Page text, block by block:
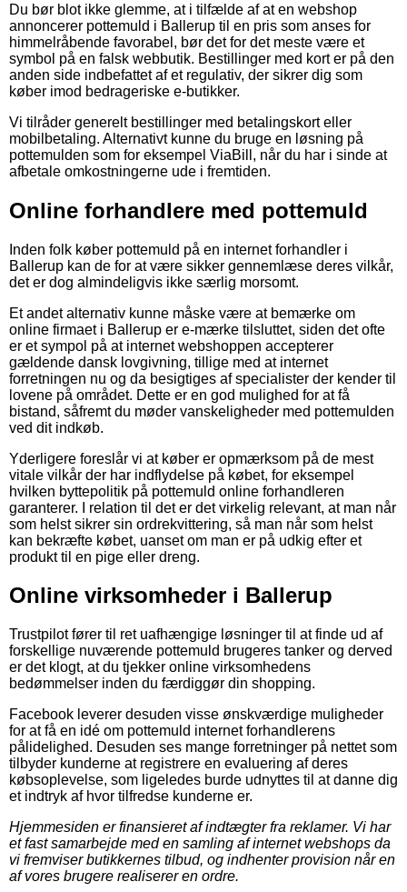
Du bør blot ikke glemme, at i tilfælde af at en webshop
annoncerer pottemuld i Ballerup til en pris som anses for
himmelråbende favorabel, bør det for det meste være et
symbol på en falsk webbutik. Bestillinger med kort er på den
anden side indbefattet af et regulativ, der sikrer dig som
køber imod bedrageriske e-butikker.
Vi tilråder generelt bestillinger med betalingskort eller
mobilbetaling. Alternativt kunne du bruge en løsning på
pottemulden som for eksempel ViaBill, når du har i sinde at
afbetale omkostningerne ude i fremtiden.
Online forhandlere med pottemuld
Inden folk køber pottemuld på en internet forhandler i
Ballerup kan de for at være sikker gennemlæse deres vilkår,
det er dog almindeligvis ikke særlig morsomt.
Et andet alternativ kunne måske være at bemærke om
online firmaet i Ballerup er e-mærke tilsluttet, siden det ofte
er et sympol på at internet webshoppen accepterer
gældende dansk lovgivning, tillige med at internet
forretningen nu og da besigtiges af specialister der kender til
lovene på området. Dette er en god mulighed for at få
bistand, såfremt du møder vanskeligheder med pottemulden
ved dit indkøb.
Yderligere foreslår vi at køber er opmærksom på de mest
vitale vilkår der har indflydelse på købet, for eksempel
hvilken byttepolitik på pottemuld online forhandleren
garanterer. I relation til det er det virkelig relevant, at man når
som helst sikrer sin ordrekvittering, så man når som helst
kan bekræfte købet, uanset om man er på udkig efter et
produkt til en pige eller dreng.
Online virksomheder i Ballerup
Trustpilot fører til ret uafhængige løsninger til at finde ud af
forskellige nuværende pottemuld brugeres tanker og derved
er det klogt, at du tjekker online virksomhedens
bedømmelser inden du færdiggør din shopping.
Facebook leverer desuden visse ønskværdige muligheder
for at få en idé om pottemuld internet forhandlerens
pålidelighed. Desuden ses mange forretninger på nettet som
tilbyder kunderne at registrere en evaluering af deres
købsoplevelse, som ligeledes burde udnyttes til at danne dig
et indtryk af hvor tilfredse kunderne er.
Hjemmesiden er finansieret af indtægter fra reklamer. Vi har
et fast samarbejde med en samling af internet webshops da
vi fremviser butikkernes tilbud, og indhenter provision når en
af vores brugere realiserer en ordre.